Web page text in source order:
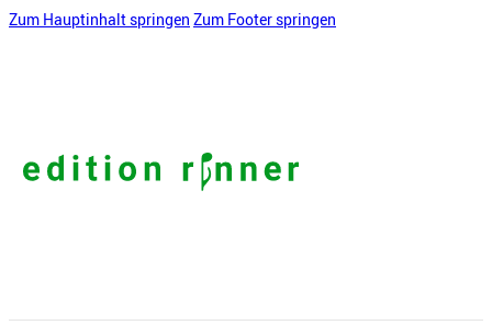
Zum Hauptinhalt springen Zum Footer springen